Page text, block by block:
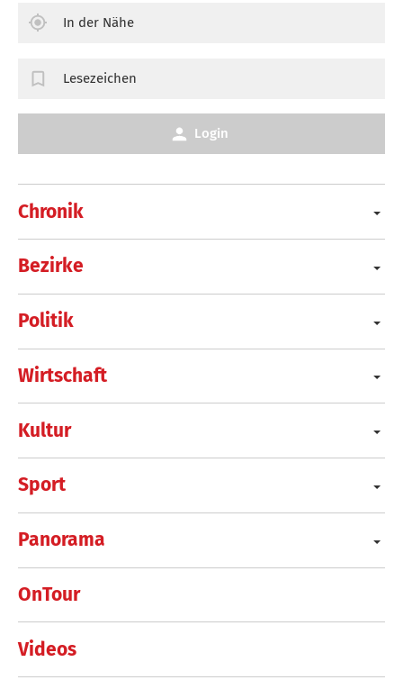
Chronik
Bezirke
Politik
Wirtschaft
Kultur
Sport
Panorama
OnTour
Videos
In der Nähe
Lesezeichen
Login